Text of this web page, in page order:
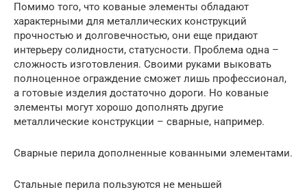
Помимо того, что кованые элементы обладают
характерными для металлических конструкций
прочностью и долговечностью, они еще придают
интерьеру солидности, статусности. Проблема одна –
сложность изготовления. Своими руками выковать
полноценное ограждение сможет лишь профессионал,
а готовые изделия достаточно дороги. Но кованые
элементы могут хорошо дополнять другие
металлические конструкции – сварные, например.
Сварные перила дополненные кованными элементами.
Стальные перила пользуются не меньшей